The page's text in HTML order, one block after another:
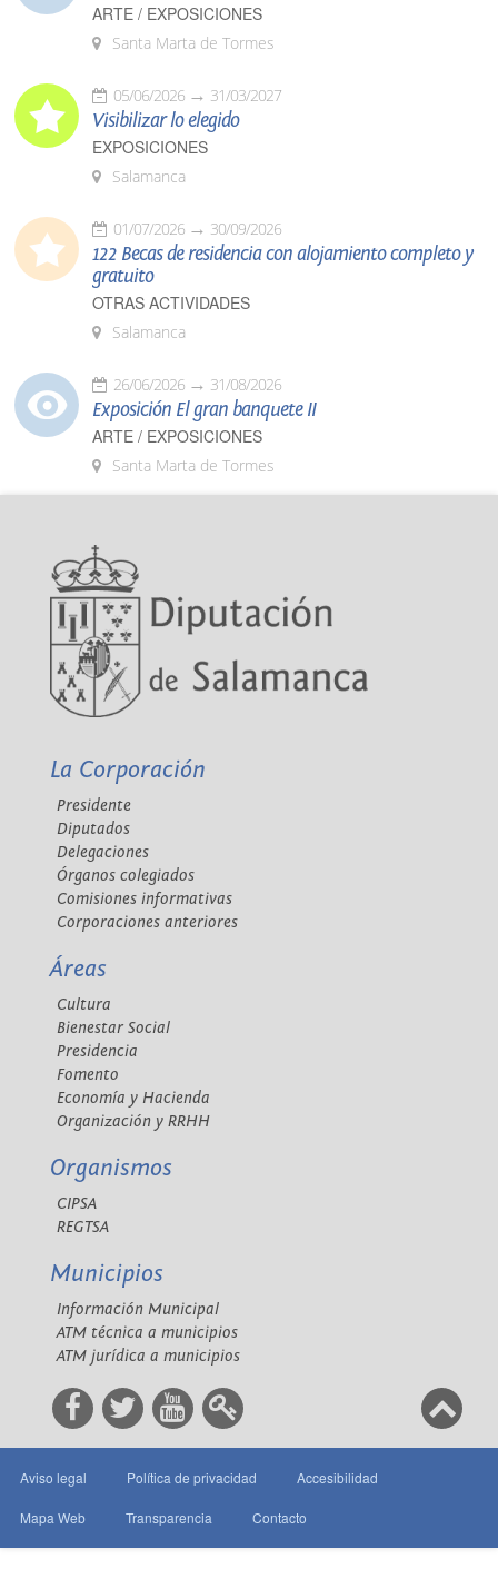
ARTE / EXPOSICIONES
Santa Marta de Tormes
05/06/2026 31/03/2027
Visibilizar lo elegido
EXPOSICIONES
Salamanca
01/07/2026 30/09/2026
122 Becas de residencia con alojamiento completo y
gratuito
OTRAS ACTIVIDADES
Salamanca
26/06/2026 31/08/2026
Exposición El gran banquete II
ARTE / EXPOSICIONES
Santa Marta de Tormes
La Corporación
Presidente
Diputados
Delegaciones
Órganos colegiados
Comisiones informativas
Corporaciones anteriores
Áreas
Cultura
Bienestar Social
Presidencia
Fomento
Economía y Hacienda
Organización y RRHH
Organismos
CIPSA
REGTSA
Municipios
Información Municipal
ATM técnica a municipios
ATM jurídica a municipios
Aviso legal Política de privacidad Accesibilidad
Mapa Web Transparencia Contacto